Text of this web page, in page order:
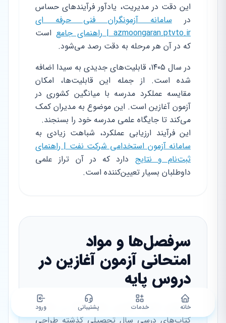
این دقت در مدیریت، یادآور فرآیندهای حساس
درسامانه آزمونگران فنی حرفه ای
azmoongaran.ptvto.ir | راهنمای جامع
است
که در آن هر مرحله به دقت رصد می‌شود.
در سال ۱۴۰۵، قابلیت‌های جدیدی به سیدا اضافه
شده است. از جمله این قابلیت‌ها، امکان
مقایسه عملکرد مدرسه با میانگین کشوری در
آزمون آغازین است. این موضوع به مدیران کمک
می‌کند تا جایگاه علمی مدرسه خود را بسنجند.
این فرآیند ارزیابی عملکرد، شباهت زیادی به
سامانه آزمون استخدامی شرکت نفت | راهنمای
ثبت‌نام و نتایج دارد که در آن تراز علمی
داوطلبان بسیار تعیین‌کننده است.
سرفصل‌ها و مواد
امتحانی آزمون آغازین در
دروس پایه
محتوای آزمون آغازین سال ۱۴۰۵ بر اساس
کتاب‌های درسی سال تحصیلی گذشته طراحی
خانه خدمات پشتیبانی ورود